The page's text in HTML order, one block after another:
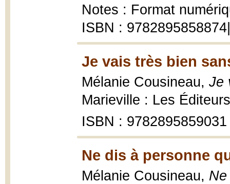
Notes : Format
ISBN :
Je vais très bien
Mélanie Cousineau, Je
Marieville : Les
ISBN : 9782895859031
Ne dis à personne
Mélanie Cousineau,